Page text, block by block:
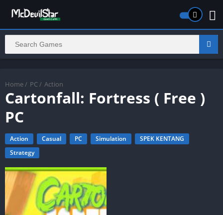
Home / PC / Action
Cartonfall: Fortress ( Free )
PC
Action Casual PC Simulation
SPEK KENTANG
Strategy